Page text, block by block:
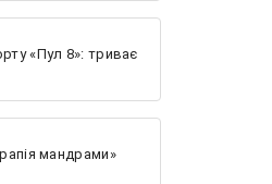
«Пул 8»: триває
мандрами»